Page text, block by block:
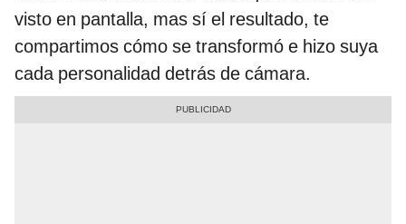
visto en pantalla, mas sí el resultado, te
compartimos cómo se transformó e hizo suya
cada personalidad detrás de cámara.